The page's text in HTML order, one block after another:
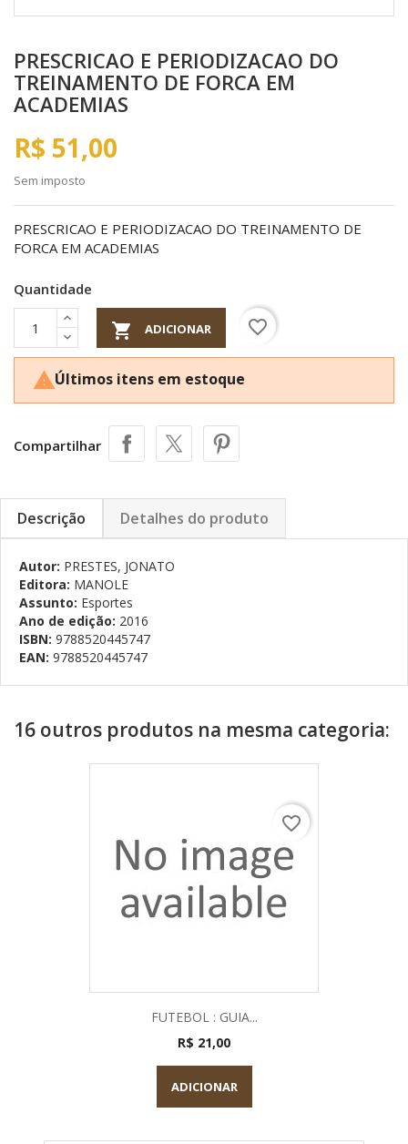
PRESCRICAO E PERIODIZACAO DO
TREINAMENTO DE FORCA EM
ACADEMIAS
R$ 51,00
Sem imposto
PRESCRICAO E PERIODIZACAO DO TREINAMENTO DE
FORCA EM ACADEMIAS
Quantidade
 ADICIONAR favorite_border
Últimos itens em estoque
Compartilhar
Descrição Detalhes do produto
Autor: PRESTES, JONATO
Editora: MANOLE
Assunto: Esportes
Ano de edição: 2016
ISBN: 9788520445747
EAN: 9788520445747
16 outros produtos na mesma categoria:
FUTEBOL : GUIA...
R$ 21,00
ADICIONAR
favorite_border